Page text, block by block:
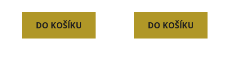
DO KOŠÍKU DO KOŠÍKU